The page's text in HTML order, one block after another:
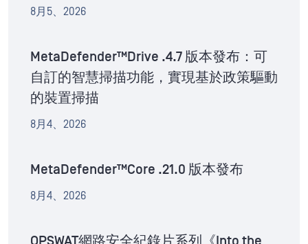
8月5、2026
MetaDefender™Drive .4.7 版本發布：可
自訂的智慧掃描功能，實現基於政策驅動
的裝置掃描
8月4、2026
MetaDefender™Core .21.0 版本發布
8月4、2026
OPSWAT網路安全紀錄片系列《Into the